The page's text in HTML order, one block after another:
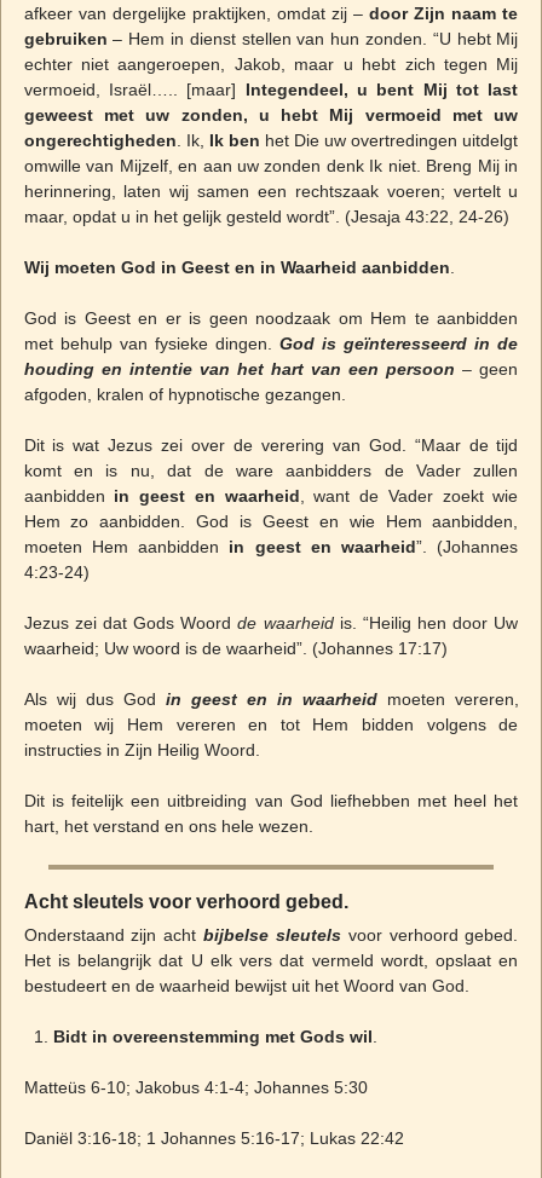
afkeer van dergelijke praktijken, omdat zij –door Zijn naam te
gebruiken – Hem in dienst stellen van hun zonden. “U hebt Mij
echter niet aangeroepen, Jakob, maar u hebt zich tegen Mij
vermoeid, Israël….. [maar] Integendeel, u bent Mij tot last
geweest met uw zonden, u hebt Mij vermoeid met uw
ongerechtigheden. Ik, Ik ben het Die uw overtredingen uitdelgt
omwille van Mijzelf, en aan uw zonden denk Ik niet. Breng Mij in
herinnering, laten wij samen een rechtszaak voeren; vertelt u
maar, opdat u in het gelijk gesteld wordt”. (Jesaja 43:22, 24-26)
Wij moeten God in Geest en in Waarheid aanbidden.
God is Geest en er is geen noodzaak om Hem te aanbidden
met behulp van fysieke dingen.God is geïnteresseerd in de
houding en intentie van het hart van een persoon – geen
afgoden, kralen of hypnotische gezangen.
Dit is wat Jezus zei over de verering van God. “Maar de tijd
komt en is nu, dat de ware aanbidders de Vader zullen
aanbidden in geest en waarheid, want de Vader zoekt wie
Hem zo aanbidden. God is Geest en wie Hem aanbidden,
moeten Hem aanbidden in geest en waarheid”. (Johannes
4:23-24)
Jezus zei dat Gods Woordde waarheid is. “Heilig hen door Uw
waarheid; Uw woord is de waarheid”. (Johannes 17:17)
Als wij dus God in geest en in waarheidmoeten vereren,
moeten wij Hem vereren en tot Hem bidden volgens de
instructies in Zijn Heilig Woord.
Dit is feitelijk een uitbreiding van God liefhebben met heel het
hart, het verstand en ons hele wezen.
Acht sleutels voor verhoord gebed .
Onderstaand zijn achtbijbelse sleutelsvoor verhoord gebed.
Het is belangrijk dat U elk vers dat vermeld wordt, opslaat en
bestudeert en de waarheid bewijst uit het Woord van God.
Bidt in overeenstemming met Gods wil.
Matteüs 6-10; Jakobus 4:1-4; Johannes 5:30
Daniël 3:16-18; 1 Johannes 5:16-17; Lukas 22:42